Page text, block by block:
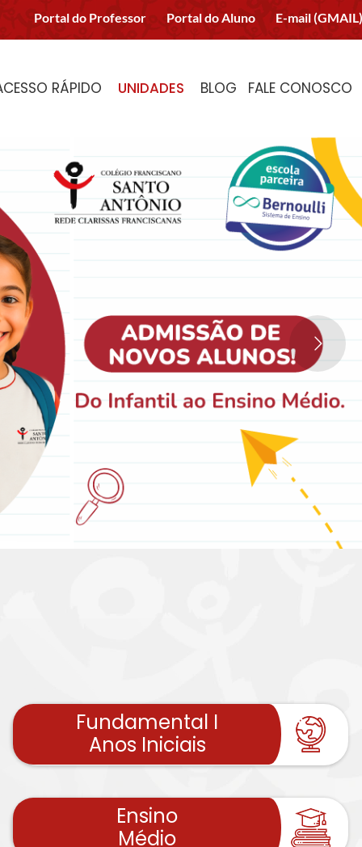
Portal do Professor Portal do Aluno E-mail
RÁPIDO UNIDADES BLOG FALE CONOSCO
Fundamental I
Anos Iniciais
Ensino
Médio